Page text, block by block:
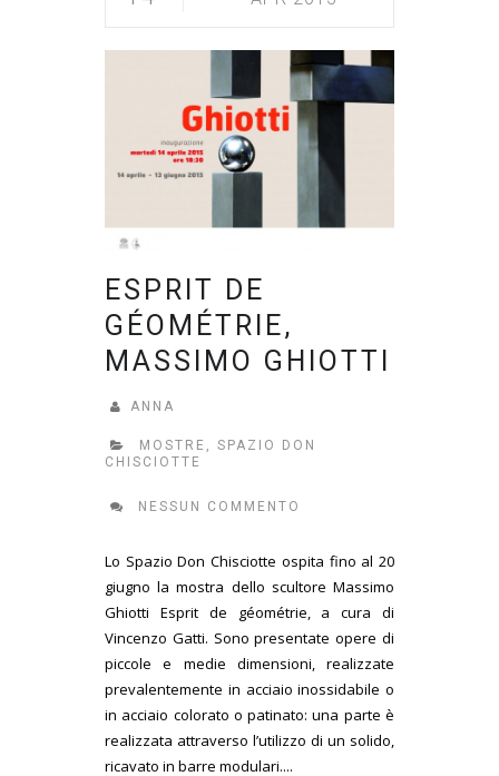
ESPRIT DE
GÉOMÉTRIE,
MASSIMO GHIOTTI
ANNA
MOSTRE , SPAZIO DON
CHISCIOTTE
NESSUN COMMENTO
Lo Spazio Don Chisciotte ospita fino al 20
giugno la mostra dello scultore Massimo
Ghiotti Esprit de géométrie, a cura di
Vincenzo Gatti. Sono presentate opere di
piccole e medie dimensioni, realizzate
prevalentemente in acciaio inossidabile o
in acciaio colorato o patinato: una parte è
realizzata attraverso l’utilizzo di un solido,
ricavato in barre modulari....